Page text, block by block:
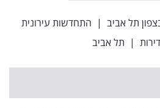
תל אביב | התחדשות עירונית
| תל אביב